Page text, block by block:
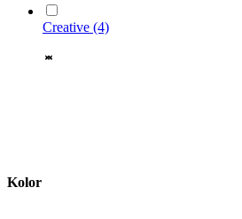
Creative (4)
Kolor